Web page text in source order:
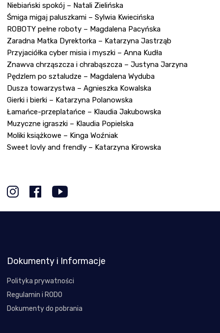
Niebiański spokój – Natali Zielińska
Śmiga migaj paluszkami – Sylwia Kwiecińska
ROBOTY pełne roboty – Magdalena Pacyńska
Zaradna Matka Dyrektorka – Katarzyna Jastrząb
Przyjaciółka cyber misia i myszki – Anna Kudła
Znawva chrząszcza i chrabąszcza – Justyna Jarzyna
Pędzlem po sztaludze – Magdalena Wyduba
Dusza towarzystwa – Agnieszka Kowalska
Gierki i bierki – Katarzyna Polanowska
Łamańce-przeplatańce – Klaudia Jakubowska
Muzyczne igraszki – Klaudia Popielska
Moliki książkowe – Kinga Woźniak
Sweet lovly and frendly – Katarzyna Kirowska
Dokumenty i Informacje
Polityka prywatności
Regulamin i RODO
Dokumenty do pobrania